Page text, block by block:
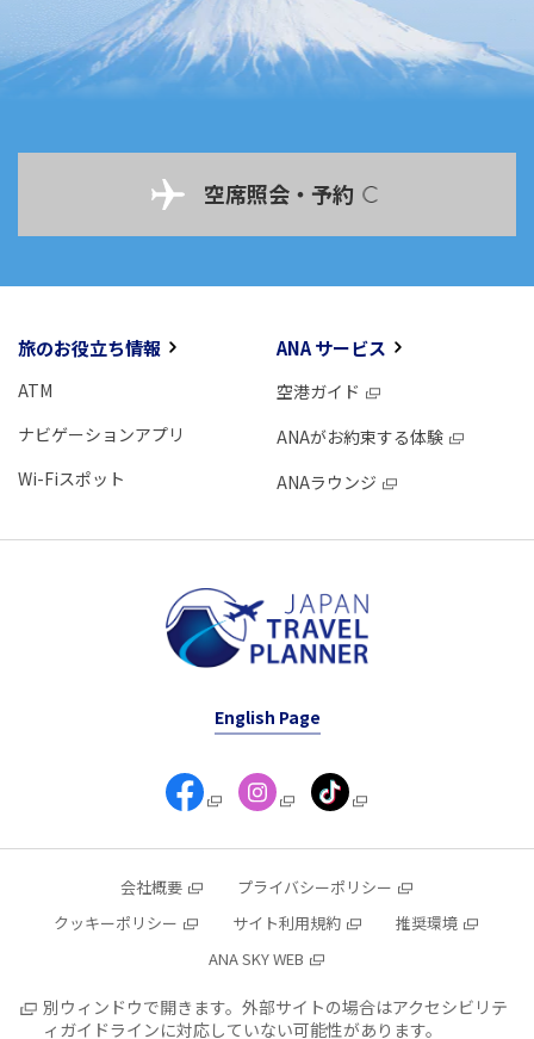
空席照会・予約
旅のお役立ち情報
ATM
ナビゲーションアプリ
Wi-Fiスポット
ANA サービス
空港ガイド
ANAがお約束する体験
ANAラウンジ
English Page
会社概要
プライバシーポリシー
クッキーポリシー
サイト利用規約
推奨環境
ANA SKY WEB
別ウィンドウで開きます。外部サイトの場合はアクセシビリテ
ィガイドラインに対応していない可能性があります。